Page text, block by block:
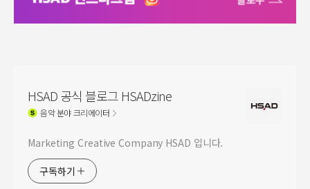
HSAD 공식 블로그 HSADzine
음악분야 크리에이터
Marketing Creative Company HSAD 입니다.
구독하기